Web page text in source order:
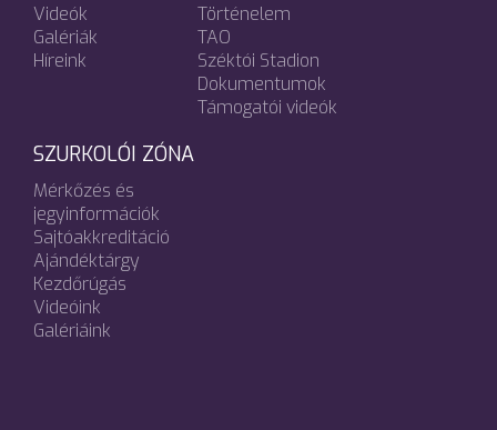
Videók
Galériák
Híreink
Történelem
TAO
Széktói Stadion
Dokumentumok
Támogatói videók
SZURKOLÓI ZÓNA
Mérkőzés és
jegyinformációk
Sajtóakkreditáció
Ajándéktárgy
Kezdőrúgás
Videóink
Galériáink